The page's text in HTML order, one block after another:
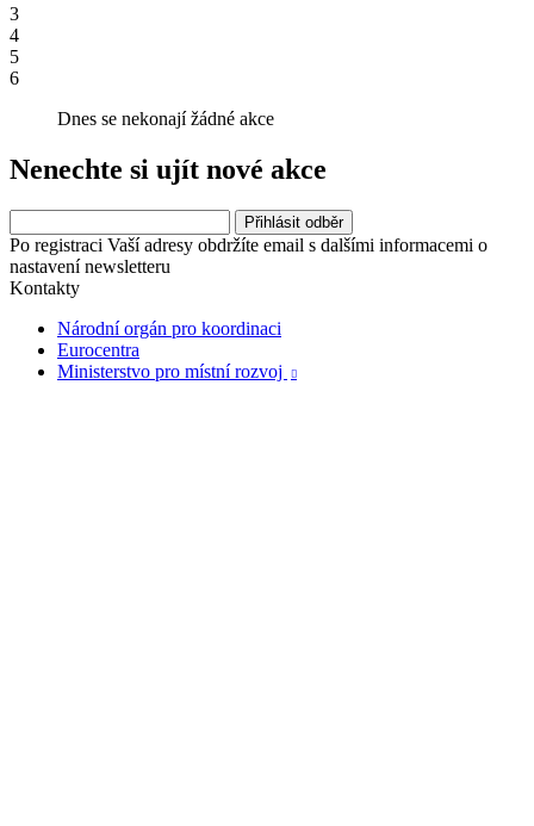
3
4
5
6
Dnes se nekonají žádné akce
Nenechte si ujít nové akce
Po registraci Vaší adresy obdržíte email s dalšími informacemi o
nastavení newsletteru
Kontakty
Národní orgán pro koordinaci
Eurocentra
Ministerstvo pro místní rozvoj
